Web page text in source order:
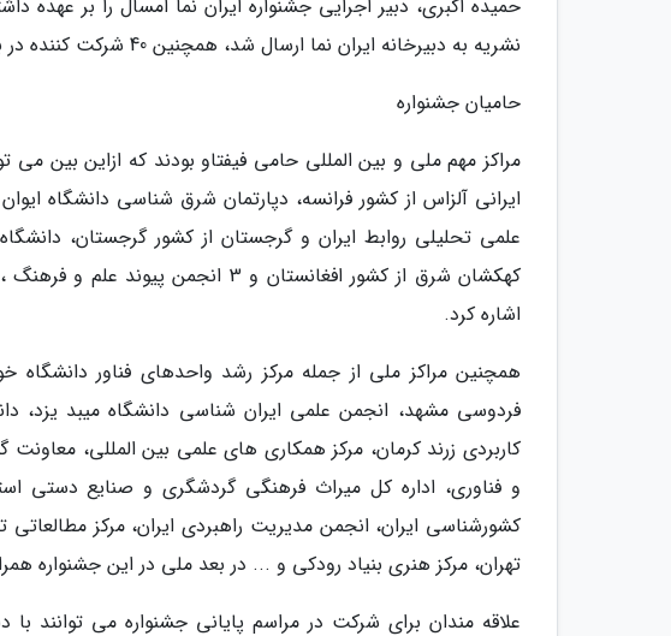
نشریه به دبیرخانه ایران نما ارسال شد، همچنین 40 شرکت کننده در بخش پویش جشنواره شرکت کردند.
حامیان جشنواره
مراکز مهم ملی و بین المللی حامی فیفتاو بودند که ازاین بین
ایرانی آلزاس از کشور فرانسه، دپارتمان شرق شناسی دانشگاه
کهکشان شرق از کشور افغانستان و 3
اشاره کرد.
همچنین مراکز ملی از جمله مرکز رشد واحدهای فناور دانشگاه
کاربردی زرند کرمان، مرکز همکاری های علمی بین المللی،
و فناوری، اداره کل میراث فرهنگی گردشگری و صنایع دستی
کشورشناسی ایران، انجمن مدیریت راهبردی ایران، مرکز
تهران، مرکز هنری بنیاد رودکی و ... در بعد ملی در این جشنواره